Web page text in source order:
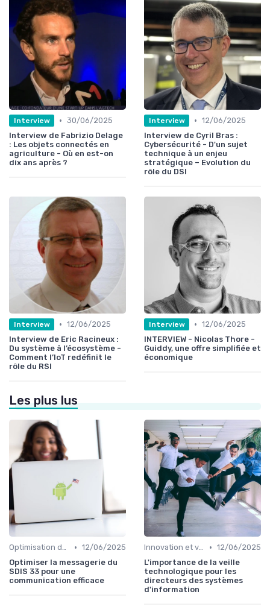
Interview • 30/06/2025
Interview de Fabrizio Delage
: Les objets connectés en
agriculture - Où en est-on
dix ans après ?
Interview • 12/06/2025
Interview de Cyril Bras :
Cybersécurité - D'un sujet
technique à un enjeu
stratégique – Evolution du
rôle du DSI
Interview • 12/06/2025
Interview de Eric Racineux :
Du système à l’écosystème -
Comment l’IoT redéfinit le
rôle du RSI
Interview • 12/06/2025
INTERVIEW - Nicolas Thore -
Guiddy, une offre simplifiée et
économique
Les plus lus
Optimisation des infrastructures IT • 12/06/2025
Optimiser la messagerie du
SDIS 33 pour une
communication efficace
Innovation et veille technologique • 12/06/2025
L'importance de la veille
technologique pour les
directeurs des systèmes
d'information